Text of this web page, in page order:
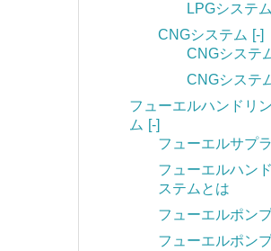
LPGシステ
CNGシステム [-]
CNGシステ
CNGシステ
フューエルハンドリ
ム [-]
フューエルサプ
フューエルハン
ステムとは
フューエルポン
フューエルポン